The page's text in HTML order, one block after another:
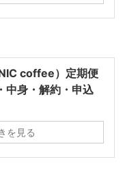
coffee）定期便
中身・解約・申込
を見る